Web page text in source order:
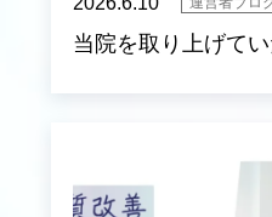
当院を取り上げてい